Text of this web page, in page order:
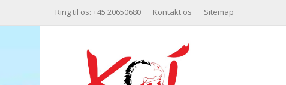
Ring til os: +45 20650680 Kontakt os Sitemap